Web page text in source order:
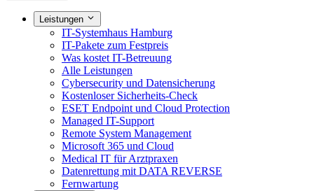
Leistungen
IT-Systemhaus Hamburg
IT-Pakete zum Festpreis
Was kostet IT-Betreuung
Alle Leistungen
Cybersecurity und Datensicherung
Kostenloser Sicherheits-Check
ESET Endpoint und Cloud Protection
Managed IT-Support
Remote System Management
Microsoft 365 und Cloud
Medical IT für Arztpraxen
Datenrettung mit DATA REVERSE
Fernwartung